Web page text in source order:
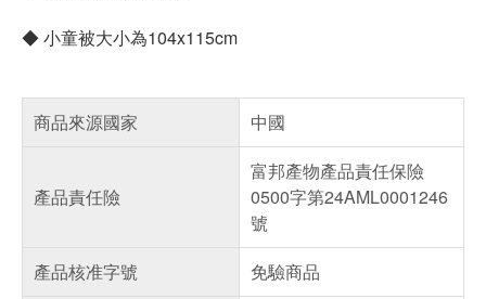
◆ 小童被大小為104x115cm
商品來源國家 中國
產品責任險
富邦產物產品責任保險
0500字第24AML0001246
號
產品核准字號
免驗商品